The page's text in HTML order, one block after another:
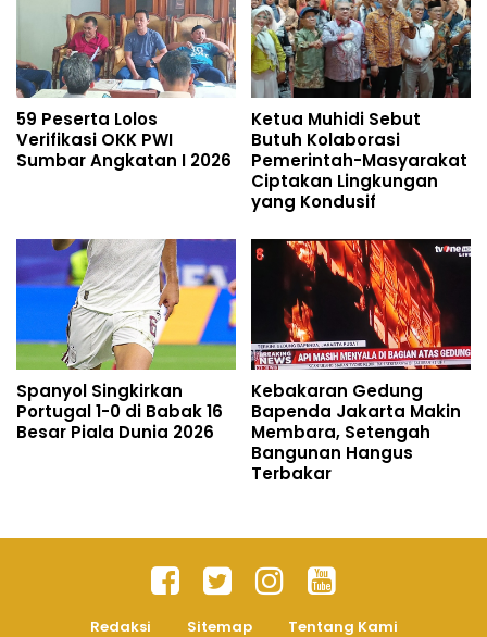
59 Peserta Lolos
Verifikasi OKK PWI
Sumbar Angkatan I 2026
Ketua Muhidi Sebut
Butuh Kolaborasi
Pemerintah-Masyarakat
Ciptakan Lingkungan
yang Kondusif
Spanyol Singkirkan
Portugal 1-0 di Babak 16
Besar Piala Dunia 2026
Kebakaran Gedung
Bapenda Jakarta Makin
Membara, Setengah
Bangunan Hangus
Terbakar
Redaksi Sitemap Tentang Kami